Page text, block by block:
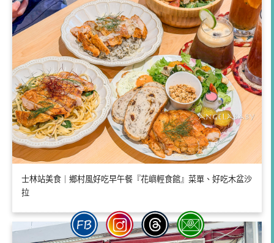
士林站美食｜鄉村風好吃早午餐『花嶼輕食館』菜單、好吃木盆沙
拉